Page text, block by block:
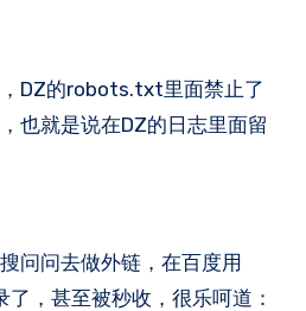
DZ的robots.txt里面禁止了
也就是说在DZ的日志里面留
问去做外链，在百度用
，甚至被秒收，很乐呵道：